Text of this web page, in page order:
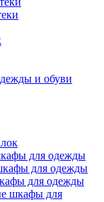
и обуви
для одежды
для одежды
для одежды
шкафы для